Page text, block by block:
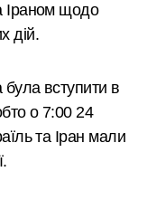
Іраном щодо
дій.
вступити в
о 7:00 24
та Іран мали